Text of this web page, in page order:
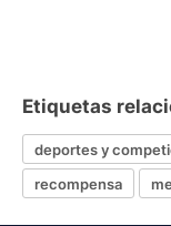
Etiquetas
deportes y
recompensa